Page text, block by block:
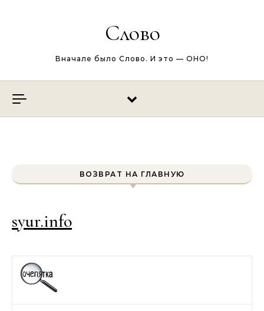
Слово
Вначале было Слово. И это — ОНО!
ВОЗВРАТ НА ГЛАВНУЮ
syur.info